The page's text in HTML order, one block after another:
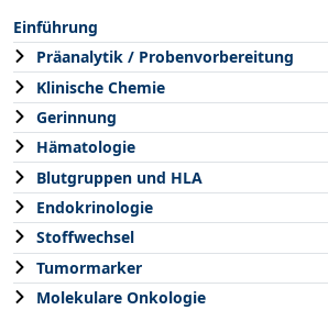
Einführung
Präanalytik / Probenvorbereitung
Klinische Chemie
Gerinnung
Hämatologie
Blutgruppen und HLA
Endokrinologie
Stoffwechsel
Tumormarker
Molekulare Onkologie